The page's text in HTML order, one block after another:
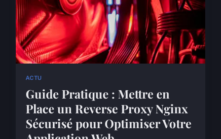
ACTU
Guide Pratique : Mettre en
Place un Reverse Proxy Nginx
Sécurisé pour Optimiser Votre